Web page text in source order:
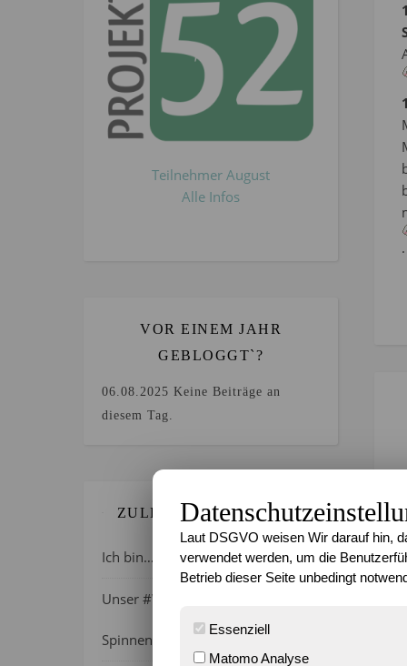
Teilnehmer August
Alle Infos
VOR EINEM JAHR
GEBLOGGT`?
06.08.2025 Keine Beiträge an
diesem Tag.
ZULETZT GEBLOGGT…
Ich bin…
Unser #WIB am 01./02.08.2026 –
Spinnenalarm!
.
Laut DSGVO weisen Wir darauf hin,
verwendet werden, um die
Betrieb dieser Seite unbedingt
Essenziell
Matomo Analyse